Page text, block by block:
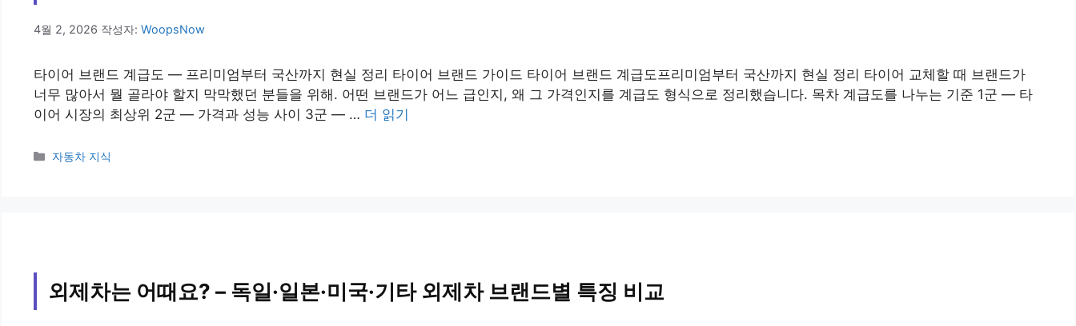
4월 2, 2026 작성자: WoopsNow
타이어 브랜드 계급도 — 프리미엄부터 국산까지 현실 정리 타이어 브랜드 가이드 타이어 브랜드 계급도프리미엄부터 국산까지 현실 정리 타이어 교체할 때 브랜드가
너무 많아서 뭘 골라야 할지 막막했던 분들을 위해. 어떤 브랜드가 어느 급인지, 왜 그 가격인지를 계급도 형식으로 정리했습니다. 목차 계급도를 나누는 기준 1군 — 타
이어 시장의 최상위 2군 — 가격과 성능 사이 3군 — … 더 읽기
카
자동차 지식
외제차는 어때요? – 독일·일본·미국·기타 외제차 브랜드별 특징 비교